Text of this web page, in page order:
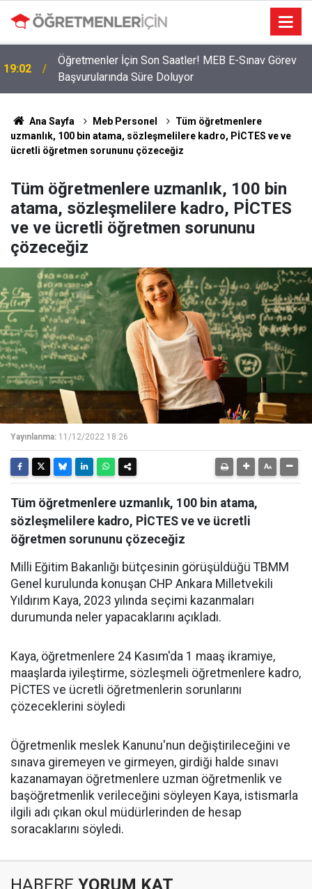
19:02
Öğretmenler İçin Son Saatler! MEB E-Sınav Görev
Başvurularında Süre Doluyor
Ana Sayfa Meb Personel
Tüm öğretmenlere
uzmanlık, 100 bin atama, sözleşmelilere kadro, PİCTES ve ve
ücretli öğretmen sorununu çözeceğiz
Tüm öğretmenlere uzmanlık, 100 bin
atama, sözleşmelilere kadro, PİCTES
ve ve ücretli öğretmen sorununu
çözeceğiz
Yayınlanma: 11/12/2022 18:26
Tüm öğretmenlere uzmanlık, 100 bin atama,
sözleşmelilere kadro, PİCTES ve ve ücretli
öğretmen sorununu çözeceğiz
Milli Eğitim Bakanlığı bütçesinin görüşüldüğü TBMM
Genel kurulunda konuşan CHP Ankara Milletvekili
Yıldırım Kaya, 2023 yılında seçimi kazanmaları
durumunda neler yapacaklarını açıkladı.
Kaya, öğretmenlere 24 Kasım'da 1 maaş ikramiye,
maaşlarda iyileştirme, sözleşmeli öğretmenlere kadro,
PİCTES ve ücretli öğretmenlerin sorunlarını
çözeceklerini söyledi
Öğretmenlik meslek Kanunu'nun değiştirileceğini ve
sınava giremeyen ve girmeyen, girdiği halde sınavı
kazanamayan öğretmenlere uzman öğretmenlik ve
başöğretmenlik verileceğini söyleyen Kaya, istismarla
ilgili adı çıkan okul müdürlerinden de hesap
soracaklarını söyledi.
HABERE YORUM KAT